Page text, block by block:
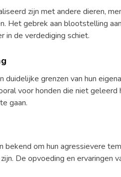
zijn met andere dieren,
Het gebrek aan blootstelling
in de verdediging schiet.
duidelijke grenzen van hun
voor honden die niet
gaan.
bekend om hun agressievere
De opvoeding en ervaringen